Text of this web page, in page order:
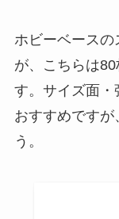
ホビーベース
が、こちらは
す。サイズ面
おすすめですが
う。